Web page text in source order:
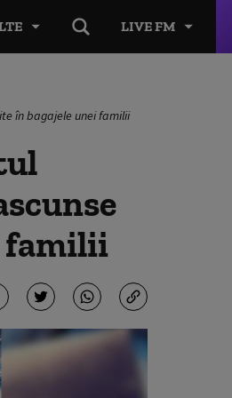
LIVE FM
în bagajele unei familii
familii